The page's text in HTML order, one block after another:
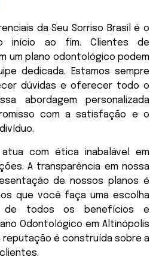
da Seu Sorriso Brasil é o
início ao fim. Clientes de
um plano odontológico podem
dedicada. Estamos sempre
dúvidas e oferecer todo o
abordagem personalizada
com a satisfação e o
atua com ética inabalável em
A transparência em nossa
de nossos planos é
que você faça uma escolha
de todos os benefícios e
Odontológico em Altinópolis
reputação é construída sobre a